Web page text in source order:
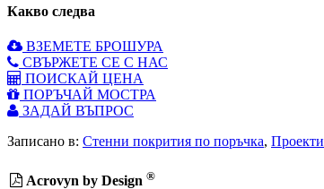
Какво следва
ВЗЕМЕТЕ БРОШУРА
СВЪРЖЕТЕ СЕ С НАС
ПОИСКАЙ ЦЕНА
ПОРЪЧАЙ МОСТРА
ЗАДАЙ ВЪПРОС
Записано в: Стенни покрития по поръчка, Проекти
Acrovyn by Design ®